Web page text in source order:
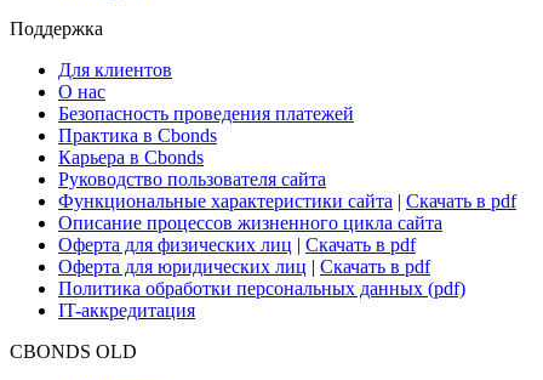
Поддержка
Для клиентов
О нас
Безопасность проведения платежей
Практика в Cbonds
Карьера в Cbonds
Руководство пользователя сайта
Функциональные характеристики сайта | Скачать в pdf
Описание процессов жизненного цикла сайта
Оферта для физических лиц | Скачать в pdf
Оферта для юридических лиц | Скачать в pdf
Политика обработки персональных данных (pdf)
IT-аккредитация
CBONDS OLD